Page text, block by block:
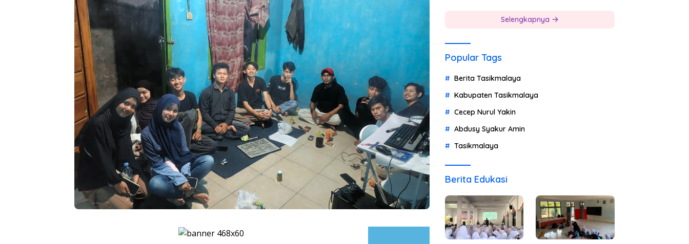
Selengkapnya
Popular Tags
Berita Tasikmalaya
Kabupaten Tasikmalaya
Cecep Nurul Yakin
Abdusy Syakur Amin
Tasikmalaya
Berita Edukasi